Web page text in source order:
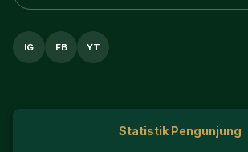
IG FB YT
Statistik Pengunjung